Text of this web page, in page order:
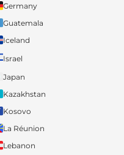
Germany
Guatemala
Iceland
Israel
Japan
Kazakhstan
Kosovo
La Réunion
Lebanon